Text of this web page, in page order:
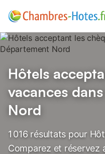
Hôtels
vacances
Nord
1 016 résultats pour
Comparez et réservez